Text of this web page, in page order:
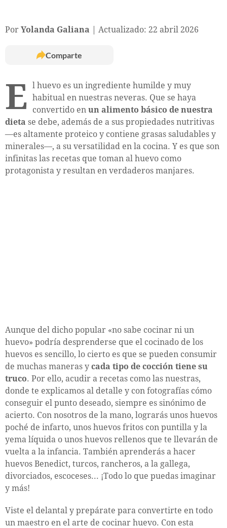
Por Yolanda Galiana Actualizado: 22 abril 2026
Comparte
E l huevo es un ingrediente humilde y muy
habitual en nuestras neveras. Que se haya
convertido en un alimento básico de nuestra
dieta se debe, además de a sus propiedades nutritivas
—es altamente proteico y contiene grasas saludables y
minerales—, a su versatilidad en la cocina. Y es que son
infinitas las recetas que toman al huevo como
protagonista y resultan en verdaderos manjares.
Aunque del dicho popular «no sabe cocinar ni un
huevo» podría desprenderse que el cocinado de los
huevos es sencillo, lo cierto es que se pueden consumir
de muchas maneras y cada tipo de cocción tiene su
truco. Por ello, acudir a recetas como las nuestras,
donde te explicamos al detalle y con fotografías cómo
conseguir el punto deseado, siempre es sinónimo de
acierto. Con nosotros de la mano, lograrás unos huevos
poché de infarto, unos huevos fritos con puntilla y la
yema líquida o unos huevos rellenos que te llevarán de
vuelta a la infancia. También aprenderás a hacer
huevos Benedict, turcos, rancheros, a la gallega,
divorciados, escoceses... ¡Todo lo que puedas imaginar
y más!
Viste el delantal y prepárate para convertirte en todo
un maestro en el arte de cocinar huevo. Con esta